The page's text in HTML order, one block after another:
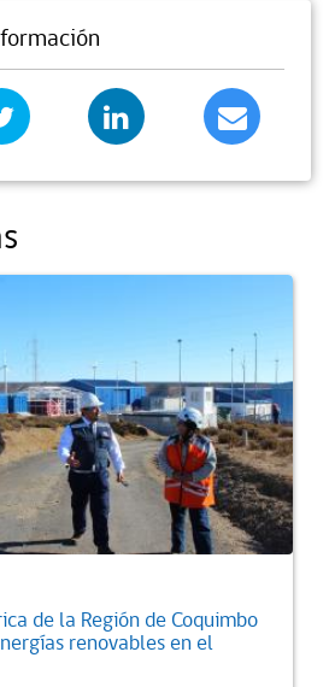
de la Región de Coquimbo
renovables en el